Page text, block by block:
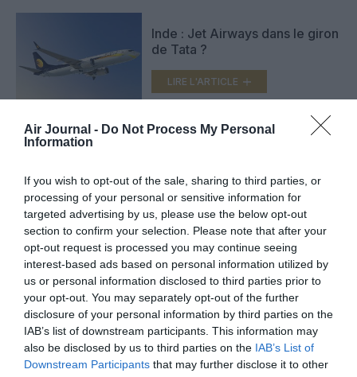
Air Journal - Do Not Process My Personal
Information
If you wish to opt-out of the sale, sharing to third parties, or
processing of your personal or sensitive information for
targeted advertising by us, please use the below opt-out
section to confirm your selection. Please note that after your
opt-out request is processed you may continue seeing
interest-based ads based on personal information utilized by
us or personal information disclosed to third parties prior to
your opt-out. You may separately opt-out of the further
disclosure of your personal information by third parties on the
IAB’s list of downstream participants. This information may
also be disclosed by us to third parties on the IAB’s List of
Downstream Participants that may further disclose it to other
Inde : Jet Airways dans le giron
de Tata ?
LIRE L'ARTICLE
LIRE L'ARTICLE
VOIR PLUS D'ARTICLES
FAIRE UN DON